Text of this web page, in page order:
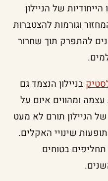
של הניילון
וגורמות להצטברות
להתפרק תוך שחרור
בניילון הנצמד גם
ומהווים איום על
הניילון תורם לא מעט
שינויי האקלים.
בטוחים